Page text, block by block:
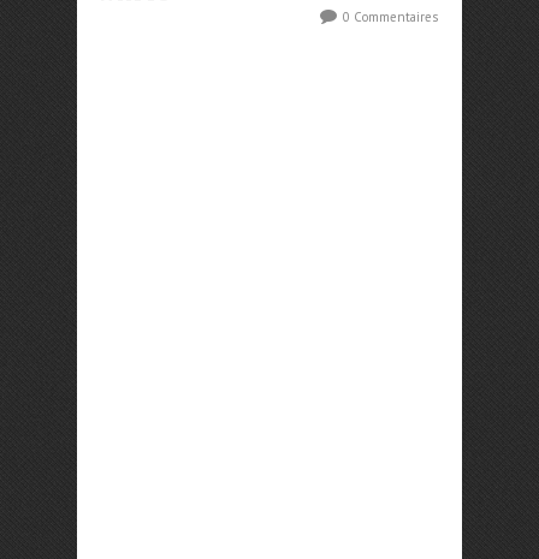
0 Commentaires